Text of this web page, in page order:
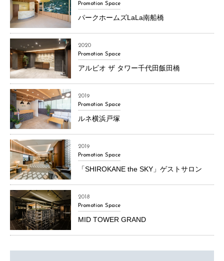
Promotion Space
パークホームズLaLa南船橋
2020
Promotion Space
アルビオ ザ タワー千代田飯田橋
2019
Promotion Space
ルネ横浜戸塚
2019
Promotion Space
「SHIROKANE the SKY」ゲストサロン
2018
Promotion Space
MID TOWER GRAND